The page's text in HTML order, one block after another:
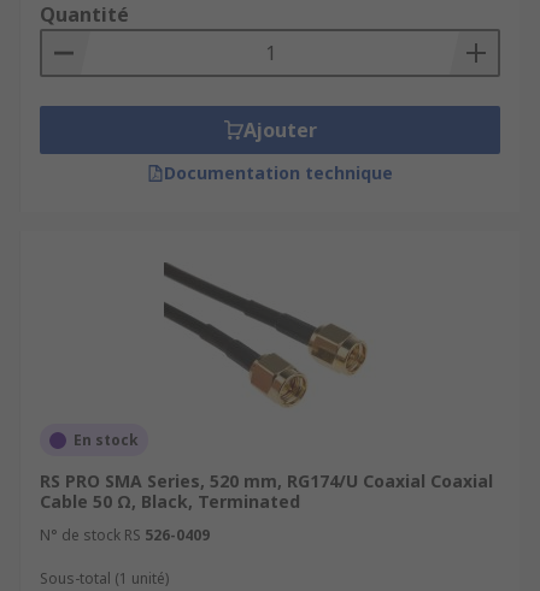
Quantité
Ajouter
Documentation technique
En stock
RS PRO SMA Series, 520 mm, RG174/U Coaxial Coaxial
Cable 50 Ω, Black, Terminated
N° de stock RS 526-0409
Sous-total (1 unité)